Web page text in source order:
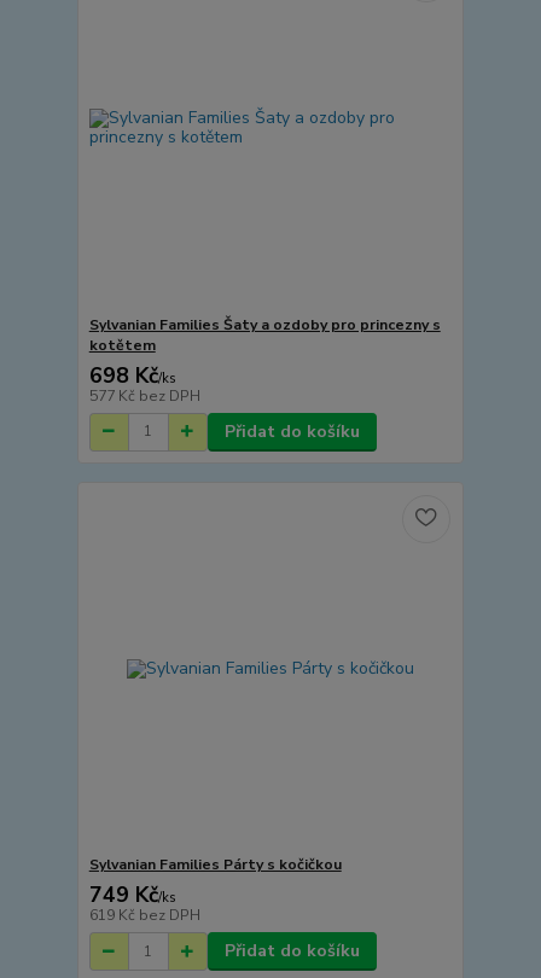
Sylvanian Families Šaty a ozdoby pro princezny s
kotětem
698 Kč/ks
577 Kč bez DPH
Přidat do košíku
Sylvanian Families Párty s kočičkou
749 Kč/ks
619 Kč bez DPH
Přidat do košíku